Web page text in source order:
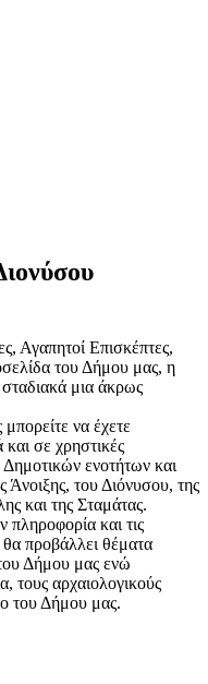
Αγαπητοί Επισκέπτες,
του Δήμου μας, η
μια άκρως
να έχετε
σε χρηστικές
Δημοτικών ενοτήτων και
Άνοιξης, του Διόνυσου, της
και της Σταμάτας.
και τις
θα προβάλλει θέματα
Δήμου μας ενώ
τους αρχαιολογικούς
του Δήμου μας.